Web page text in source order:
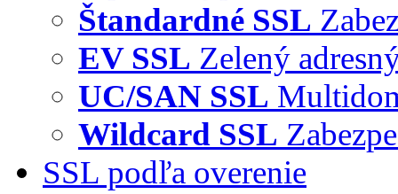
Štandardné SSL
EV SSL Zelený
UC/SAN SSL
Wildcard SSL
SSL podľa overenie